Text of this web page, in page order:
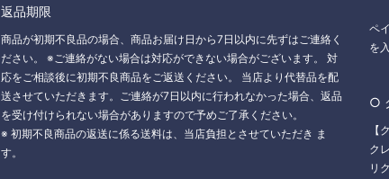
返品期限
商品が初期不良品の場合、商品お届け日から7日以内に先ずはご連絡く
ださい。 ※ご連絡がない場合は対応ができない場合がございます。 対
応をご相談後に初期不良商品をご返送ください。 当店より代替品を配
送させていただきます。ご連絡が7日以内に行われなかった場合、返品
を受け付けられない場合がありますので予めご了承ください。
※ 初期不良商品の返送に係る送料は、当店負担とさせていただき ま
す。
ペ
を
○
ク
リ